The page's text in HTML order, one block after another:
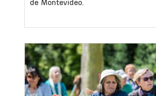
de Montevideo.
Image